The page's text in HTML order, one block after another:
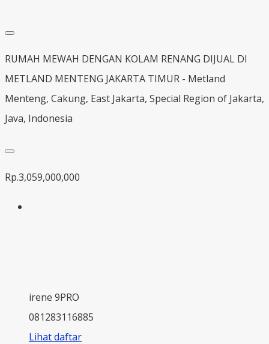
RUMAH MEWAH DENGAN KOLAM RENANG DIJUAL DI
METLAND MENTENG JAKARTA TIMUR - Metland
Menteng, Cakung, East Jakarta, Special Region of Jakarta,
Java, Indonesia
Rp.3,059,000,000
irene 9PRO
081283116885
Lihat daftar